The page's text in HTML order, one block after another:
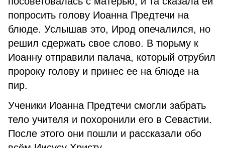
попросить голову Иоанна Предтечи на
блюде. Услышав это, Ирод опечалился, но
решил сдержать свое слово. В тюрьму к
Иоанну отправили палача, который отрубил
пророку голову и принес ее на блюде на
пир.
Ученики Иоанна Предтечи смогли забрать
тело учителя и похоронили его в Севастии.
После этого они пошли и рассказали обо